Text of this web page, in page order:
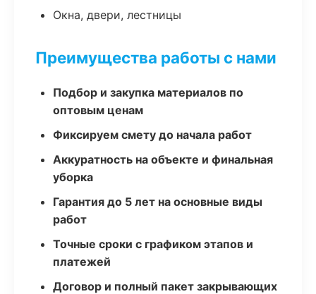
Окна, двери, лестницы
Преимущества работы с нами
Подбор и закупка материалов по
оптовым ценам
Фиксируем смету до начала работ
Аккуратность на объекте и финальная
уборка
Гарантия до 5 лет на основные виды
работ
Точные сроки с графиком этапов и
платежей
Договор и полный пакет закрывающих